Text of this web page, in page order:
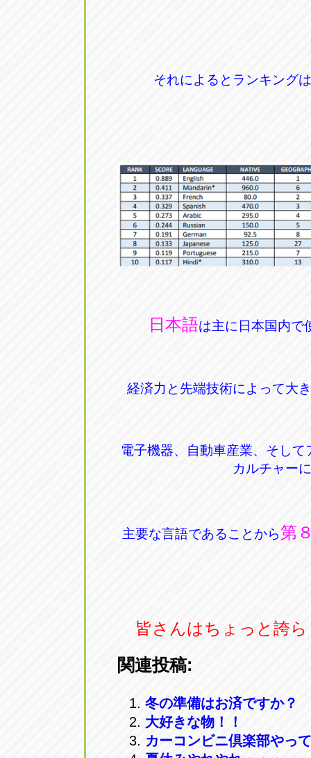
それによるとランキング
日本語は主に日本国内で
経済力と先端技術によって大
電子機器、自動車産業、そし
カルチャー
主要な言語であることから第
皆さんはちょっと誇
関連投稿:
冬の準備はお済ですか？
大好きな物！！
カーコンビニ倶楽部やっ